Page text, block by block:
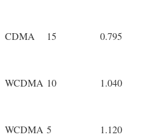
CDMA 15 0.795
WCDMA 10 1.040
WCDMA 5 1.120